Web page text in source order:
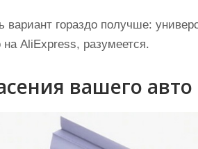
вариант гораздо получше:
AliExpress, разумеется.
вашего авто